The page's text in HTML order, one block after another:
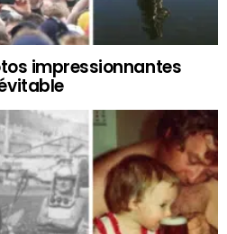
impressionnantes